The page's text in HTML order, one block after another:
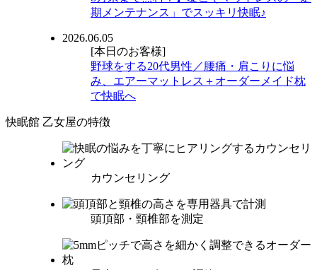
期メンテナンス」でスッキリ快眠♪
2026.06.05
[本日のお客様]
野球をする20代男性／腰痛・肩こりに悩
み、エアーマットレス＋オーダーメイド枕
で快眠へ
快眠館 乙女屋の特徴
カウンセリング
頭頂部・頸椎部を測定